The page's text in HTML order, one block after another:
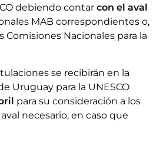
debiendo contar con el aval
MAB correspondientes o,
Comisiones Nacionales para la
se recibirán en la
Uruguay para la UNESCO
para su consideración a los
necesario, en caso que